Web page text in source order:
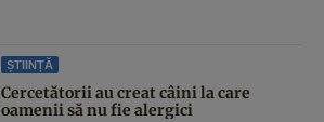
ȘTIINȚĂ
Cercetătorii au creat câini la care
oamenii să nu fie alergici